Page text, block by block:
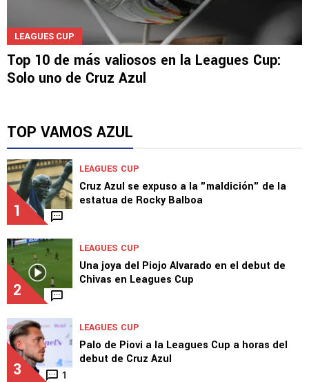
LEAGUES CUP
Top 10 de más valiosos en la Leagues Cup:
Solo uno de Cruz Azul
TOP VAMOS AZUL
1
LEAGUES CUP
Cruz Azul se expuso a la "maldición" de la
estatua de Rocky Balboa
2
LEAGUES CUP
Una joya del Piojo Alvarado en el debut de
Chivas en Leagues Cup
3 1
LEAGUES CUP
Palo de Piovi a la Leagues Cup a horas del
debut de Cruz Azul